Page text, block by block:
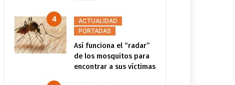
ACTUALIDAD
PORTADAS
Así funciona el “radar”
de los mosquitos para
encontrar a sus víctimas